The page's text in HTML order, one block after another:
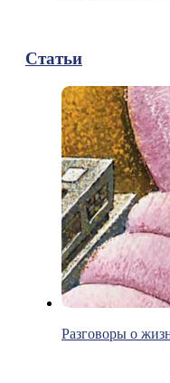
Статьи
Разговоры о